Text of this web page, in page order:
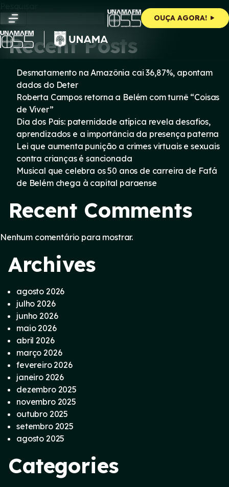
content
OUÇA AGORA!
Pesquisar
Pesquisar
Recent Posts
Desmatamento na Amazônia cai 36,87%, apontam
dados do Deter
Roberta Campos retorna a Belém com turnê “Coisas
de Viver”
Dia dos Pais: paternidade atípica revela desafios,
aprendizados e a importância da presença paterna
Lei que aumenta punição a crimes virtuais e sexuais
contra crianças é sancionada
Musical que celebra os 50 anos de carreira de Fafá
de Belém chega à capital paraense
Recent Comments
Nenhum comentário para mostrar.
Archives
agosto 2026
julho 2026
junho 2026
maio 2026
abril 2026
março 2026
fevereiro 2026
janeiro 2026
dezembro 2025
novembro 2025
outubro 2025
setembro 2025
agosto 2025
Categories